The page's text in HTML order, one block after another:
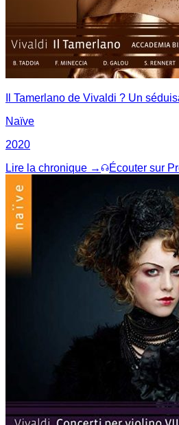
Il Tamerlano de Vivaldi ? Un
Naïve
2020
Lire la chronique →
Écouter sur